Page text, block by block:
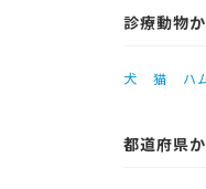
診療動物
犬 猫 ハ
都道府県